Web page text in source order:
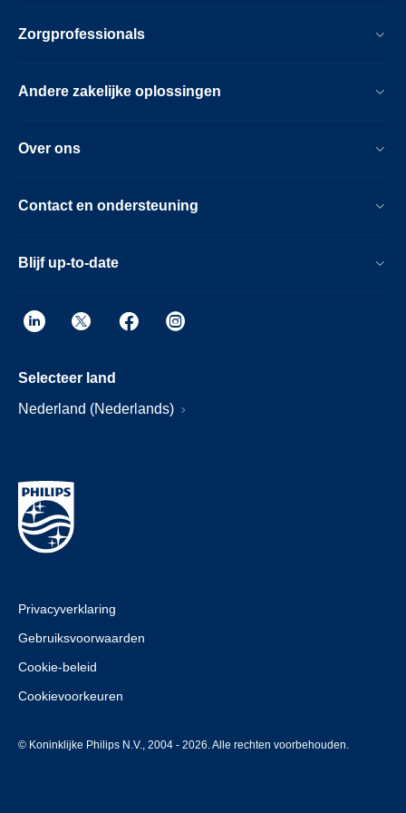
Zorgprofessionals
Andere zakelijke oplossingen
Over ons
Contact en ondersteuning
Blijf up-to-date
Selecteer land
Nederland (Nederlands)
Privacyverklaring
Gebruiksvoorwaarden
Cookie-beleid
Cookievoorkeuren
© Koninklijke Philips N.V., 2004 - 2026. Alle rechten voorbehouden.